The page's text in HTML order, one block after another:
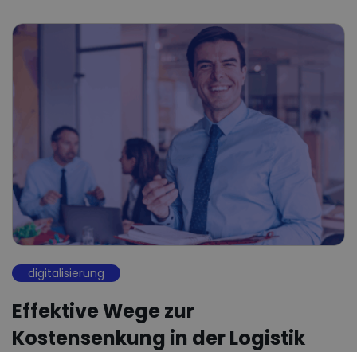
digitalisierung
Effektive Wege zur
Kostensenkung in der Logistik